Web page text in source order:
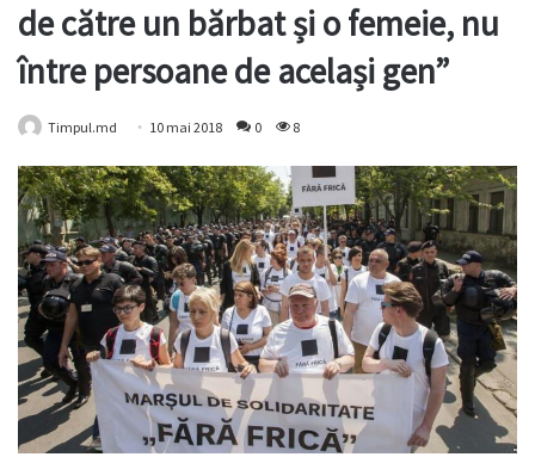
de către un bărbat și o femeie, nu
între persoane de același gen”
Timpul.md 10 mai 2018 0 8